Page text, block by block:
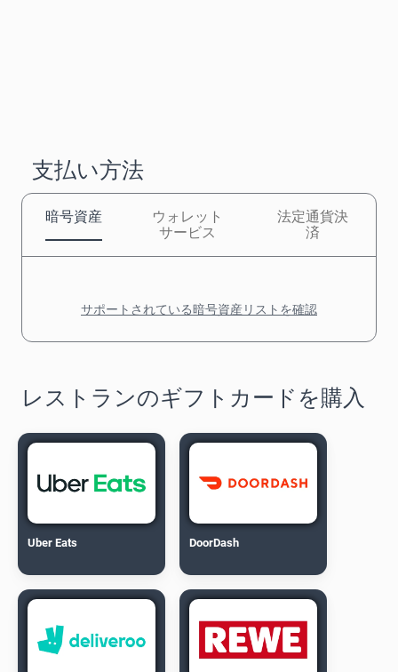
支払い方法
暗号資産
ウォレット
サービス
法定通貨決
済
サポートされている暗号資産リストを確認
レストランのギフトカードを購入
Uber Eats DoorDash